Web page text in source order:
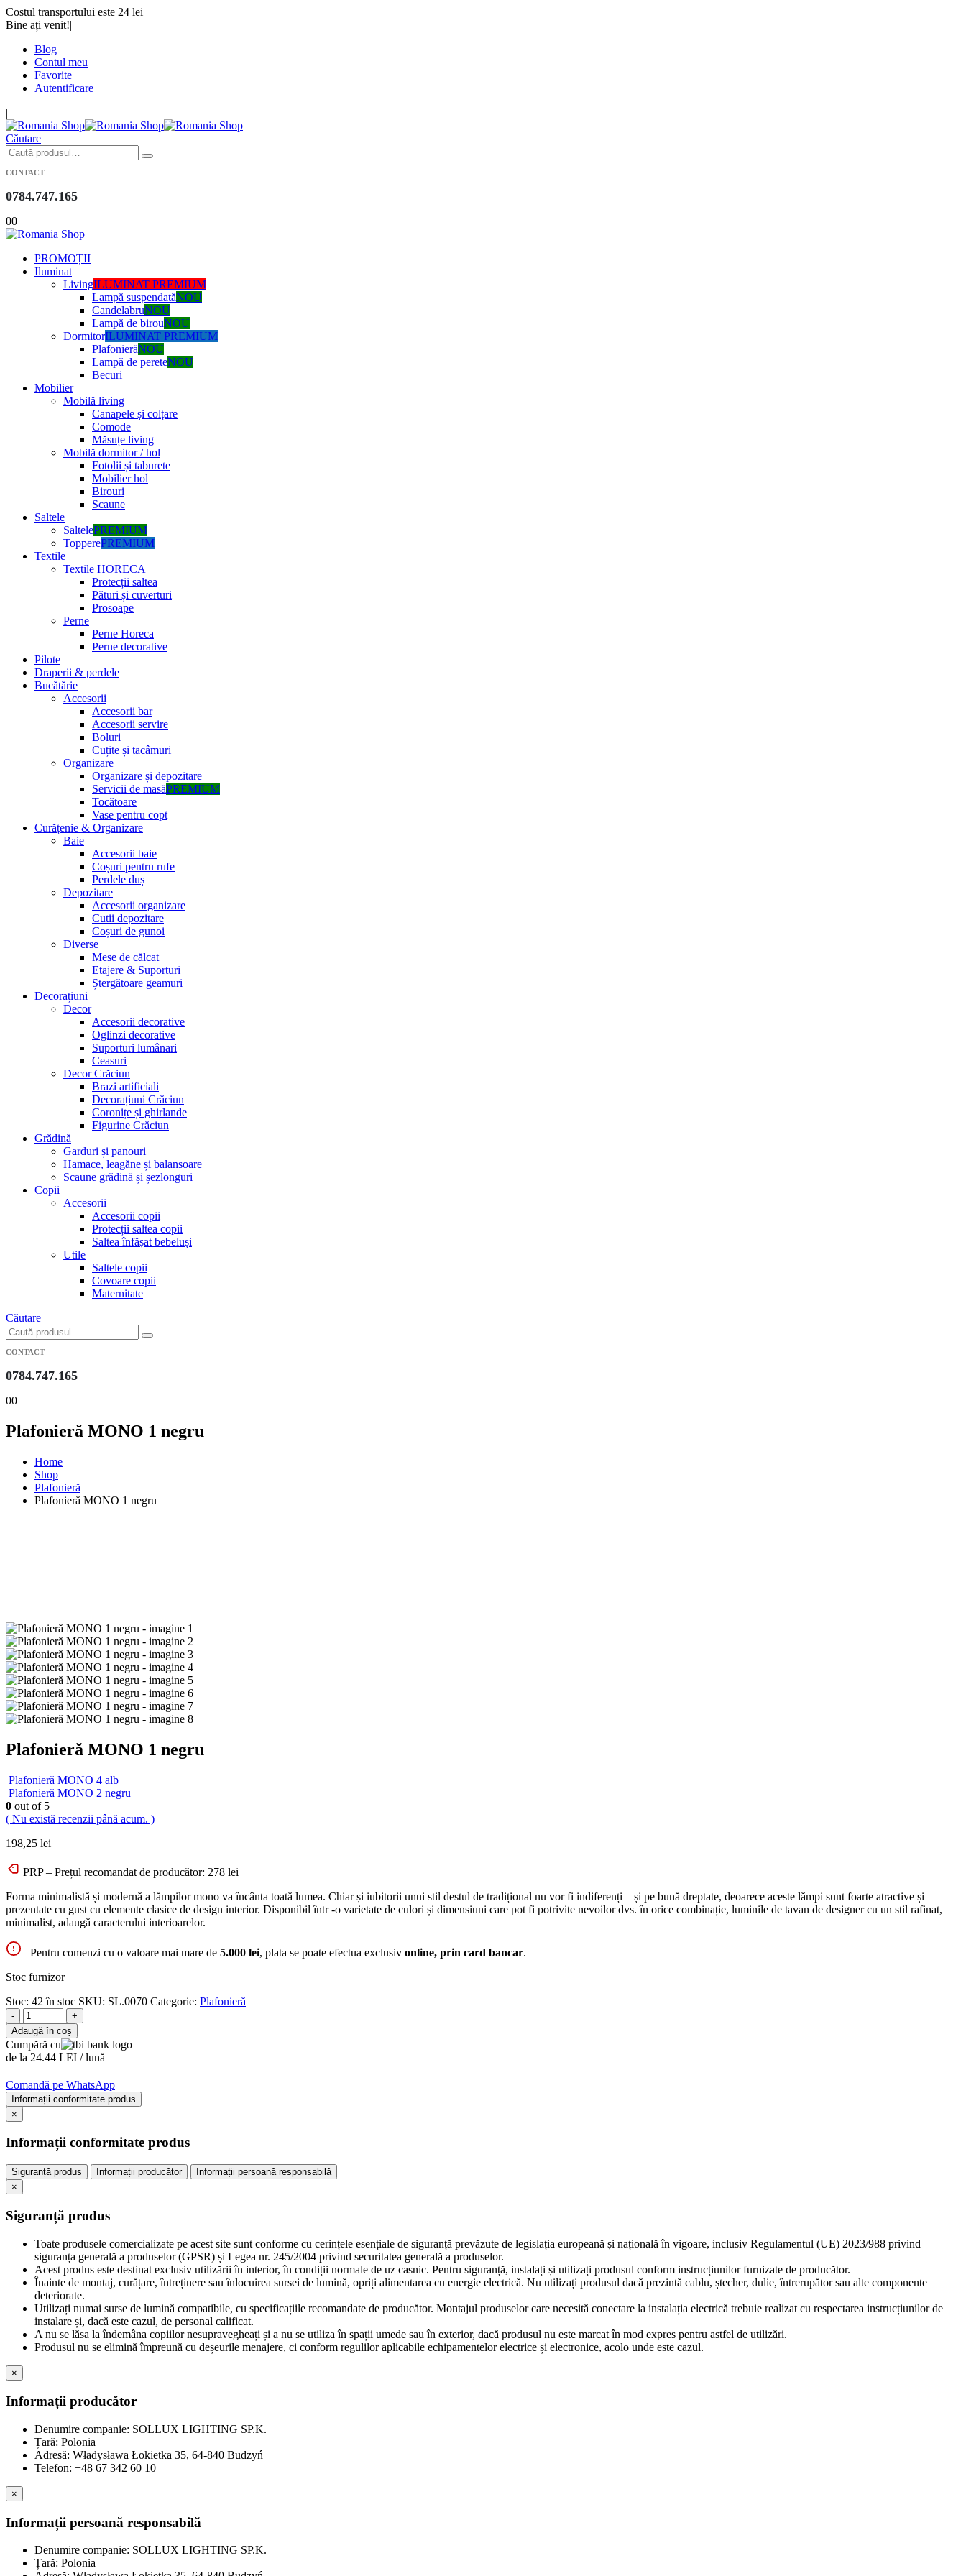
Costul transportului este 24 lei
Bine ați venit!|
Blog
Contul meu
Favorite
Autentificare
|
Căutare
CONTACT
0784.747.165
00
PROMOȚII
Iluminat
LivingILUMINAT PREMIUM
Lampă suspendatăNOU
CandelabruNOU
Lampă de birouNOU
DormitorILUMINAT PREMIUM
PlafonierăNOU
Lampă de pereteNOU
Becuri
Mobilier
Mobilă living
Canapele și colțare
Comode
Măsuțe living
Mobilă dormitor / hol
Fotolii și taburete
Mobilier hol
Birouri
Scaune
Saltele
SaltelePREMIUM
TopperePREMIUM
Textile
Textile HORECA
Protecții saltea
Pături și cuverturi
Prosoape
Perne
Perne Horeca
Perne decorative
Pilote
Draperii & perdele
Bucătărie
Accesorii
Accesorii bar
Accesorii servire
Boluri
Cuțite și tacâmuri
Organizare
Organizare și depozitare
Servicii de masăPREMIUM
Tocătoare
Vase pentru copt
Curățenie & Organizare
Baie
Accesorii baie
Coșuri pentru rufe
Perdele duș
Depozitare
Accesorii organizare
Cutii depozitare
Coșuri de gunoi
Diverse
Mese de călcat
Etajere & Suporturi
Ștergătoare geamuri
Decorațiuni
Decor
Accesorii decorative
Oglinzi decorative
Suporturi lumânari
Ceasuri
Decor Crăciun
Brazi artificiali
Decorațiuni Crăciun
Coronițe și ghirlande
Figurine Crăciun
Grădină
Garduri și panouri
Hamace, leagăne și balansoare
Scaune grădină și șezlonguri
Copii
Accesorii
Accesorii copii
Protecții saltea copii
Saltea înfășat bebeluși
Utile
Saltele copii
Covoare copii
Maternitate
Căutare
CONTACT
0784.747.165
00
Plafonieră MONO 1 negru
Home
Shop
Plafonieră
Plafonieră MONO 1 negru
Plafonieră MONO 1 negru
Plafonieră MONO 4 alb
Plafonieră MONO 2 negru
0 out of 5
( Nu există recenzii până acum. )
198,25 lei
PRP – Prețul recomandat de producător: 278 lei
Forma minimalistă și modernă a lămpilor mono va încânta toată lumea. Chiar și iubitorii unui stil destul de tradițional nu vor fi indiferenți – și pe bună dreptate, deoarece aceste lămpi sunt foarte atractive și
prezentate cu gust cu elemente clasice de design interior. Disponibil într -o varietate de culori și dimensiuni care pot fi potrivite nevoilor dvs. în orice combinație, luminile de tavan de designer cu un stil rafinat,
minimalist, adaugă caracterului interioarelor.
Pentru comenzi cu o valoare mai mare de 5.000 lei, plata se poate efectua exclusiv online, prin card bancar.
Stoc furnizor
Stoc: 42 în stoc SKU: SL.0070 Categorie: Plafonieră
-
+
Adaugă în coș
Cumpără cu
de la 24.44 LEI / lună
Comandă pe WhatsApp
Informații conformitate produs
×
Informații conformitate produs
Siguranță produs Informații producător
Informații persoană responsabilă
×
Siguranță produs
Toate produsele comercializate pe acest site sunt conforme cu cerințele esențiale de siguranță prevăzute de legislația europeană și națională în vigoare, inclusiv Regulamentul (UE) 2023/988 privind
siguranța generală a produselor (GPSR) și Legea nr. 245/2004 privind securitatea generală a produselor.
Acest produs este destinat exclusiv utilizării în interior, în condiții normale de uz casnic. Pentru siguranță, instalați și utilizați produsul conform instrucțiunilor furnizate de producător.
Înainte de montaj, curățare, întreținere sau înlocuirea sursei de lumină, opriți alimentarea cu energie electrică. Nu utilizați produsul dacă prezintă cablu, ștecher, dulie, întrerupător sau alte componente
deteriorate.
Utilizați numai surse de lumină compatibile, cu specificațiile recomandate de producător. Montajul produselor care necesită conectare la instalația electrică trebuie realizat cu respectarea instrucțiunilor de
instalare și, dacă este cazul, de personal calificat.
A nu se lăsa la îndemâna copiilor nesupravegheați și a nu se utiliza în spații umede sau în exterior, dacă produsul nu este marcat în mod expres pentru astfel de utilizări.
Produsul nu se elimină împreună cu deșeurile menajere, ci conform regulilor aplicabile echipamentelor electrice și electronice, acolo unde este cazul.
×
Informații producător
Denumire companie: SOLLUX LIGHTING SP.K.
Țară: Polonia
Adresă: Władysława Łokietka 35, 64-840 Budzyń
Telefon: +48 67 342 60 10
×
Informații persoană responsabilă
Denumire companie: SOLLUX LIGHTING SP.K.
Țară: Polonia